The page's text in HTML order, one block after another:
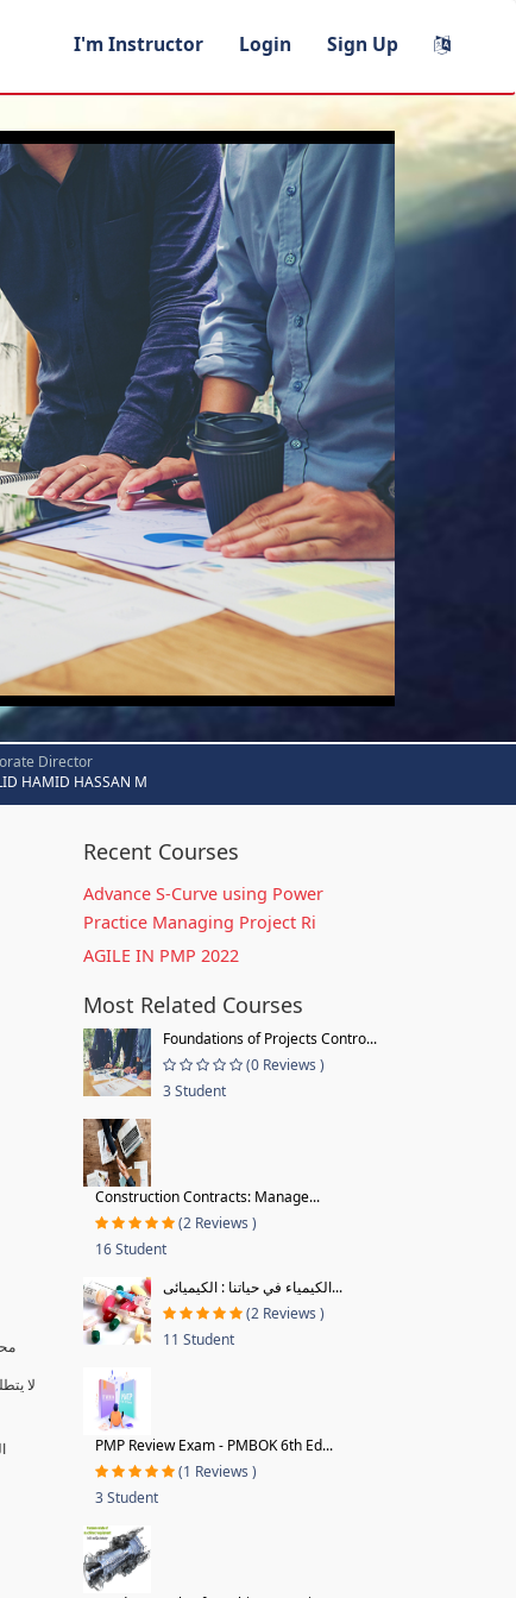
I'm Instructor Login Sign Up
Director
HAMID HASSAN M
لا
Recent Courses
Advance S-Curve using Power
Practice Managing Project Ri
AGILE IN PMP 2022
Most Related Courses
Foundations of Projects Contro...
(0 Reviews )
3 Student
Construction Contracts: Manage...
(2 Reviews )
16 Student
الكيمياء في حياتنا : الكيميائى...
(2 Reviews )
11 Student
PMP Review Exam - PMBOK 6th Ed...
(1 Reviews )
3 Student